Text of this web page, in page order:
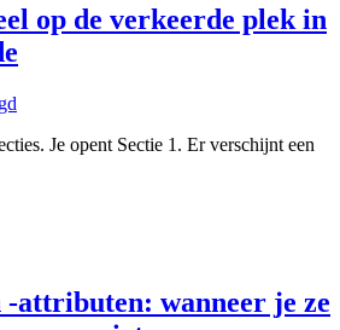
op de verkeerde plek in
Je opent Sectie 1. Er verschijnt een
attributen: wanneer je ze